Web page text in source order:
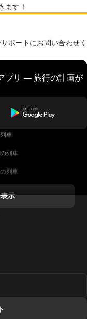
ます！
ポートにお問い合わせく
プリ — 旅行の計画が
車
列車
列車
の列車
車
示